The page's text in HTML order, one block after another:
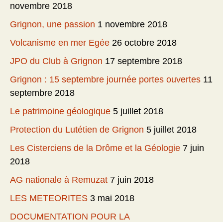
novembre 2018
Grignon, une passion 1 novembre 2018
Volcanisme en mer Egée 26 octobre 2018
JPO du Club à Grignon 17 septembre 2018
Grignon : 15 septembre journée portes ouvertes 11
septembre 2018
Le patrimoine géologique 5 juillet 2018
Protection du Lutétien de Grignon 5 juillet 2018
Les Cisterciens de la Drôme et la Géologie 7 juin
2018
AG nationale à Remuzat 7 juin 2018
LES METEORITES 3 mai 2018
DOCUMENTATION POUR LA